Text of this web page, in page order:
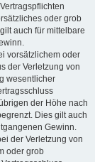
oder grob
auch für mittelbare
vorsätzlichem oder
der Verletzung von
wesentlicher
der Höhe nach
Dies gilt auch
Gewinn.
der Verletzung von
oder grob